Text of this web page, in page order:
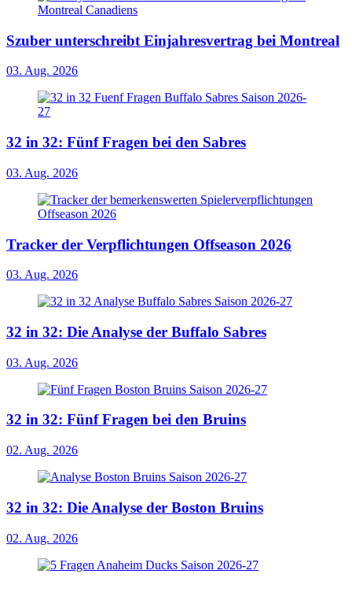
Szuber unterschreibt Einjahresvertrag bei Montreal
03. Aug. 2026
32 in 32: Fünf Fragen bei den Sabres
03. Aug. 2026
Tracker der Verpflichtungen Offseason 2026
03. Aug. 2026
32 in 32: Die Analyse der Buffalo Sabres
03. Aug. 2026
32 in 32: Fünf Fragen bei den Bruins
02. Aug. 2026
32 in 32: Die Analyse der Boston Bruins
02. Aug. 2026